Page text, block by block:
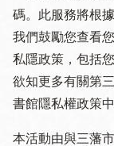
碼。此服務將根
我們鼓勵您查看
私隱政策，包括
欲知更多有關第
書館隱私權政策中
本活動由與三藩